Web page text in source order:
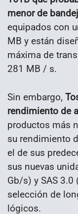
menor de
equipados con
MB y están
máxima de
281 MB / s.
Sin embargo,
rendimiento de
productos más
su rendimiento
el de sus
sus nuevas
Gb/s) y SAS
selección de
lógicos.